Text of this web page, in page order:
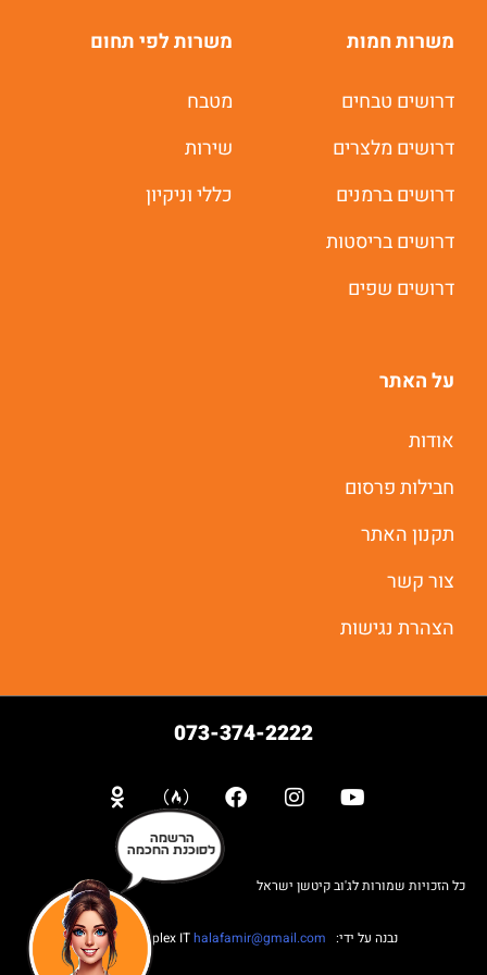
משרות חמות
דרושים טבחים
דרושים מלצרים
דרושים ברמנים
דרושים בריסטות
דרושים שפים
משרות לפי תחום
מטבח
שירות
כללי וניקיון
על האתר
אודות
חבילות פרסום
תקנון האתר
צור קשר
הצהרת נגישות
073-374-2222
כל הזכויות שמורות לג'וב קיטשן ישראל
נבנה על ידי: Web complex IT halafamir@gmail.com
הרשמה
לסוכנת החכמה